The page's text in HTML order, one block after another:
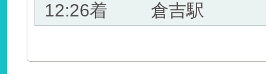
12:26着 倉吉駅